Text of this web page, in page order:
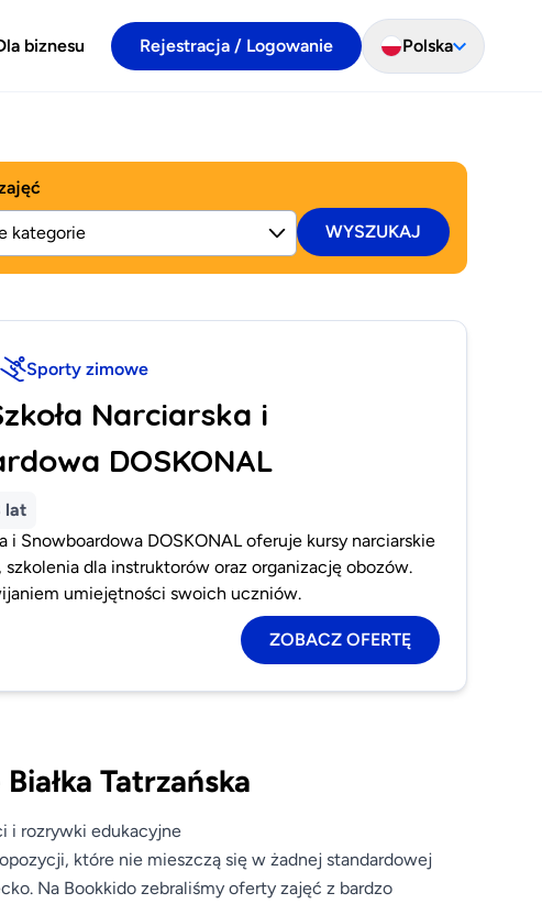
biznesu Rejestracja / Logowanie Polska
WYSZUKAJ
Sporty zimowe
Narciarska i
DOSKONAL
lat
i Snowboardowa DOSKONAL oferuje kursy narciarskie
szkolenia dla instruktorów oraz organizację obozów.
umiejętności swoich uczniów.
ZOBACZ OFERTĘ
Tatrzańska
i rozrywki edukacyjne
które nie mieszczą się w żadnej standardowej
Na Bookkido zebraliśmy oferty zajęć z bardzo